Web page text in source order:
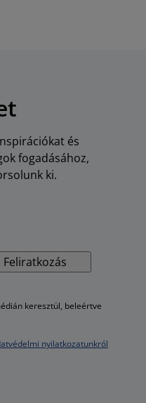
és
fogadásához,
ki.
Feliratkozás
keresztül, beleértve
nyilatkozatunkról